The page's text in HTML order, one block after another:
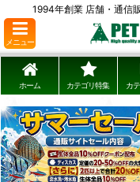
1994年創業 店舗・通信
メニュー
ホーム カテゴリ特集 カ